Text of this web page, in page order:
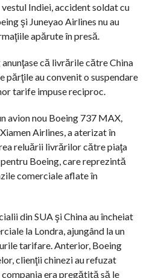
Indiei, accident soldat cu
şi Juneyao Airlines nu au
apărute în presă.
că livrările către China
părţile au convenit o suspendare
tarife impuse reciproc.
avion nou Boeing 737 MAX,
Airlines, a aterizat în
reluării livrărilor către piaţa
Boeing, care reprezintă
comerciale aflate în
din SUA şi China au încheiat
la Londra, ajungând la un
tarifare. Anterior, Boeing
clienţii chinezi au refuzat
era pregătită să le